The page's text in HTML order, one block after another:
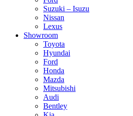
Suzuki – Isuzu
Nissan
Lexus
Showroom
Toyota
Hyundai
Ford
Honda
Mazda
Mitsubishi
Audi
Bentley